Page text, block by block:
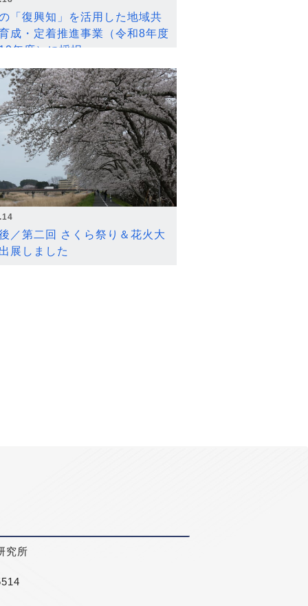
「復興知」を活用した地域共
成・定着推進事業（令和8年度
年度）に採択
／第二回 さくら祭り＆花火大
展しました
究所